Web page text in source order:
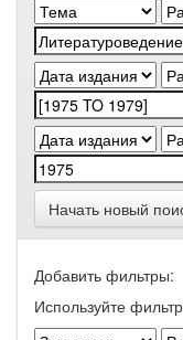
Начать новый
Добавить фильтры:
Используйте